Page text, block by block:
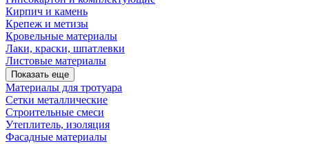
Кирпич и камень
Крепеж и метизы
Кровельные материалы
Лаки, краски, шпатлевки
Листовые материалы
Показать еще
Материалы для тротуара
Сетки металлические
Строительные смеси
Утеплитель, изоляция
Фасадные материалы